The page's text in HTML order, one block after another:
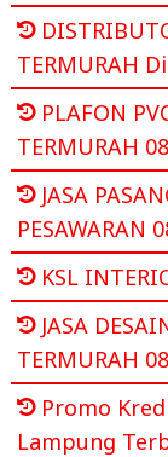
TERMURAH
PLAFON
TERMURAH
JASA
PESAWARAN
KSL
JASA
TERMURAH
Promo
Lampung